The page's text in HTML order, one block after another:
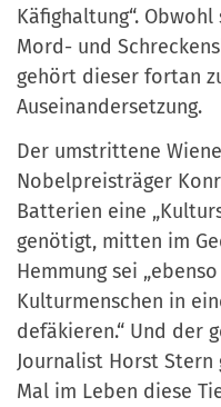
Käfighaltung“.
Mord- und
gehört dieser fortan
Auseinandersetzung.
Der umstrittene
Nobelpreisträger
Batterien eine
genötigt, mitten im
Hemmung sei
Kulturmenschen in
defäkieren.“ Und der
Journalist Horst Stern
Mal im Leben diese